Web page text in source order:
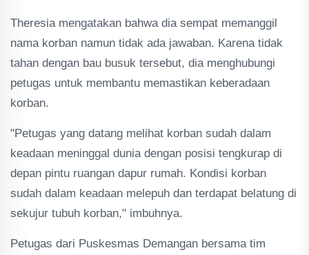
Theresia mengatakan bahwa dia sempat memanggil
nama korban namun tidak ada jawaban. Karena tidak
tahan dengan bau busuk tersebut, dia menghubungi
petugas untuk membantu memastikan keberadaan
korban.
"Petugas yang datang melihat korban sudah dalam
keadaan meninggal dunia dengan posisi tengkurap di
depan pintu ruangan dapur rumah. Kondisi korban
sudah dalam keadaan melepuh dan terdapat belatung di
sekujur tubuh korban," imbuhnya.
Petugas dari Puskesmas Demangan bersama tim